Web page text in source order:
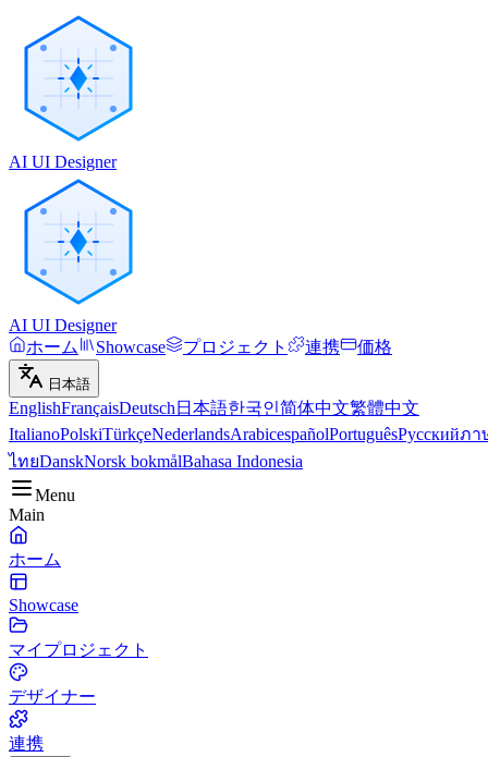
AI UI Designer
AI UI Designer
ホーム
Showcase プロジェクト 連携 価格
日本語
EnglishFrançaisDeutsch 日本語한국인简体中文繁體中文
ItalianoPolskiTürkçeNederlandsArabicespañolPortuguêsРусскийภา
ไทยDanskNorsk bokmålBahasa Indonesia
Menu
Main
ホーム
Showcase
マイプロジェクト
デザイナー
連携